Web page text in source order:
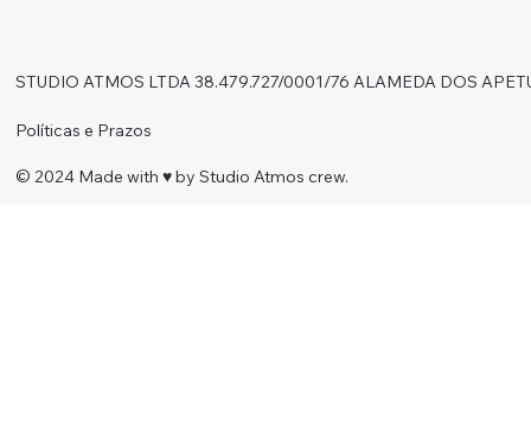
STUDIO ATMOS LTDA 38.479.727/0001/76 ALAMEDA DOS
Políticas e Prazos
© 2024 Made with ♥︎ by Studio Atmos crew.